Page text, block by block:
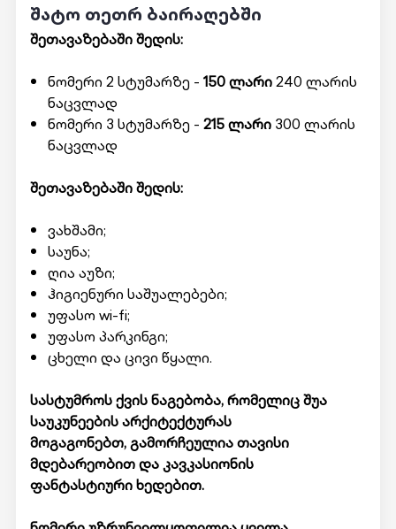
შატო თეთრ ბაირაღებში
შეთავაზებაში შედის:
ნომერი 2 სტუმარზე - 150 ლარი240 ლარის
ნაცვლად
ნომერი 3 სტუმარზე - 215 ლარი300 ლარის
ნაცვლად
შეთავაზებაში შედის:
ვახშამი;
საუნა;
ღია აუზი;
ჰიგიენური საშუალებები;
უფასო wi-fi;
უფასო პარკინგი;
ცხელი და ცივი წყალი.
სასტუმროს ქვის ნაგებობა, რომელიც შუა
საუკუნეების არქიტექტურას
მოგაგონებთ, გამორჩეულია თავისი
მდებარეობით და კავკასიონის
ფანტასტიური ხედებით.